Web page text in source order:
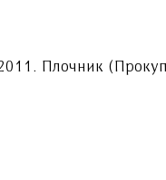
Плочник